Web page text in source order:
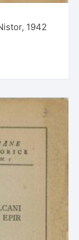
1942